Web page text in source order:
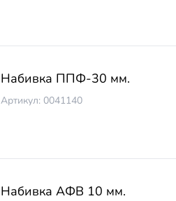
Набивка ППФ-30 мм.
Артикул: 0041140
Набивка АФВ 10 мм.